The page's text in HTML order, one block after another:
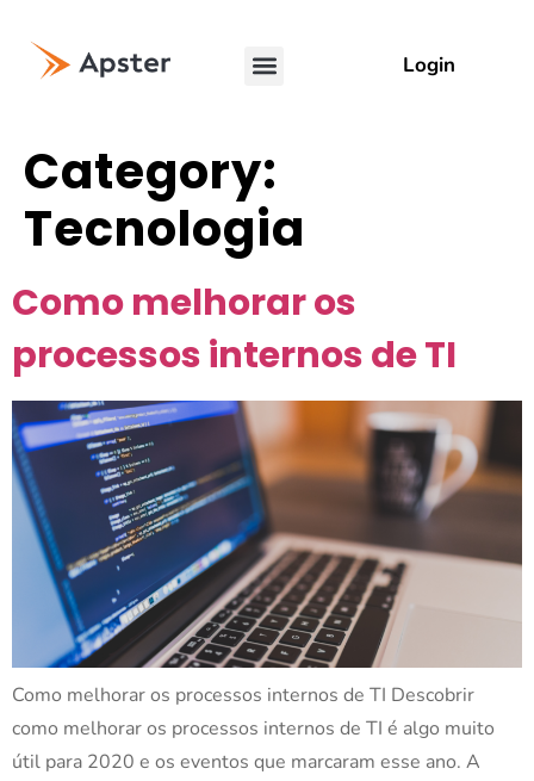
Login
Category:
Tecnologia
Como melhorar os
processos internos de TI
Como melhorar os processos internos de TI Descobrir
como melhorar os processos internos de TI é algo muito
útil para 2020 e os eventos que marcaram esse ano. A